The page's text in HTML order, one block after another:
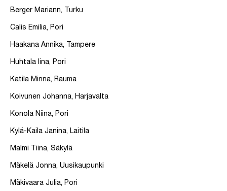
Berger Mariann, Turku
Calis Emilia, Pori
Haakana Annika, Tampere
Huhtala Iina, Pori
Katila Minna, Rauma
Koivunen Johanna, Harjavalta
Konola Niina, Pori
Kylä-Kaila Janina, Laitila
Malmi Tiina, Säkylä
Mäkelä Jonna, Uusikaupunki
Mäkivaara Julia, Pori